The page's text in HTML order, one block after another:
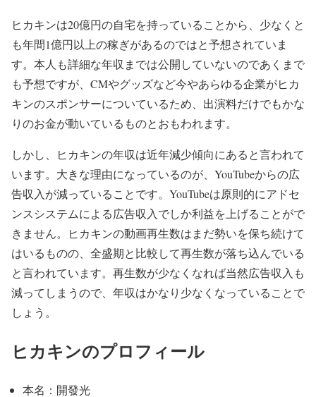
ヒカキンは20億円の自宅を持っていることから、少なくと
も年間1億円以上の稼ぎがあるのではと予想されていま
す。本人も詳細な年収までは公開していないのであくまで
も予想ですが、CMやグッズなど今やあらゆる企業がヒカ
キンのスポンサーについているため、出演料だけでもかな
りのお金が動いているものとおもわれます。
しかし、ヒカキンの年収は近年減少傾向にあると言われて
います。大きな理由になっているのが、YouTubeからの広
告収入が減っていることです。YouTubeは原則的にアドセ
ンスシステムによる広告収入でしか利益を上げることがで
きません。ヒカキンの動画再生数はまだ勢いを保ち続けて
はいるものの、全盛期と比較して再生数が落ち込んでいる
と言われています。再生数が少なくなれば当然広告収入も
減ってしまうので、年収はかなり少なくなっていることで
しょう。
ヒカキンのプロフィール
本名：開發光